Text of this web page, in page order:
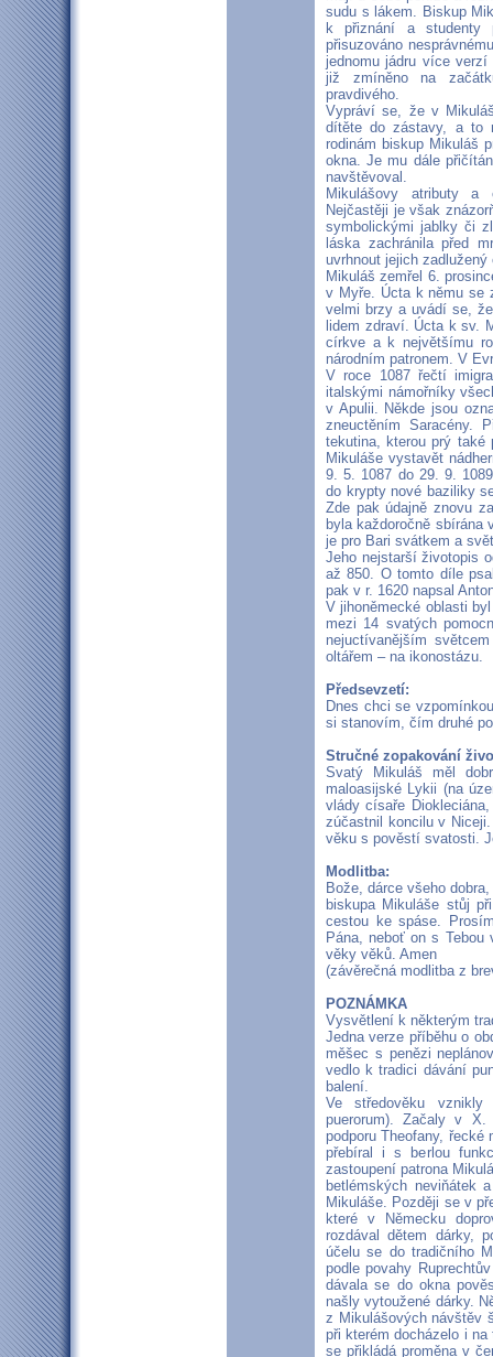
sudu s lákem. Biskup
k přiznání a studenty
přisuzováno
jednomu jádru více
již zmíněno na
pravdivého.
Vypráví se, že v
dítěte do zástavy, a to
rodinám biskup Mikuláš
okna. Je mu dále
navštěvoval.
Mikulášovy atributy a
Nejčastěji je však
symbolickými jablky či
láska zachránila před
uvrhnout jejich zadlužený
Mikuláš zemřel 6.
v Myře. Úcta k němu se
velmi brzy a uvádí se,
lidem zdraví. Úcta k sv.
církve a k největšímu
národním patronem. V
V roce 1087 řečtí
italskými námořníky
v Apulii. Někde jsou
zneuctěním Saracény.
tekutina, kterou prý
Mikuláše vystavět
9. 5. 1087 do 29. 9.
do krypty nové baziliky
Zde pak údajně znovu
byla každoročně sbírána
je pro Bari svátkem a
Jeho nejstarší životopis
až 850. O tomto díle
pak v r. 1620 napsal
V jihoněmecké oblasti
mezi 14 svatých
nejuctívanějším
oltářem – na ikonostázu.
Předsevzetí:
Dnes chci se
si stanovím, čím druhé
Stručné zopakování
Svatý Mikuláš měl
maloasijské Lykii (na
vlády císaře
zúčastnil koncilu v
věku s pověstí svatosti.
Modlitba:
Bože, dárce všeho
biskupa Mikuláše stůj
cestou ke spáse.
Pána, neboť on s Tebou
věky věků. Amen
(závěrečná modlitba z
POZNÁMKA
Vysvětlení k některým
Jedna verze příběhu o
měšec s penězi
vedlo k tradici dávání
balení.
Ve středověku
puerorum). Začaly v
podporu Theofany,
přebíral i s berlou
zastoupení patrona
betlémských neviňátek
Mikuláše. Později se v
které v Německu
rozdával dětem dárky,
účelu se do tradičního
podle povahy
dávala se do okna
našly vytoužené dárky.
z Mikulášových návštěv
při kterém docházelo i
se přikládá proměna v